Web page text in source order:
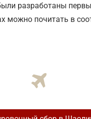
разработаны
можно почитать в